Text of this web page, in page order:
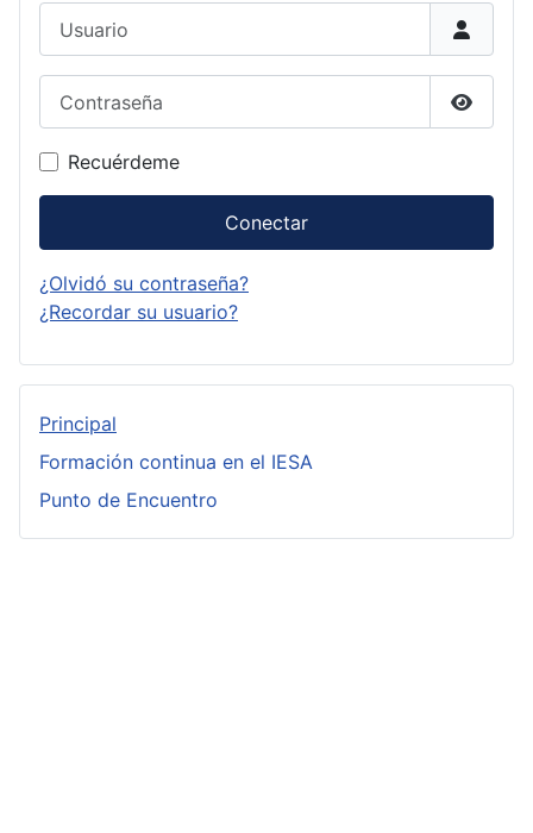
Recuérdeme
Conectar
¿Olvidó su contraseña?
¿Recordar su usuario?
Principal
Formación continua en el IESA
Punto de Encuentro